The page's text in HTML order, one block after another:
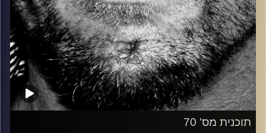
תוכנית מס' 70